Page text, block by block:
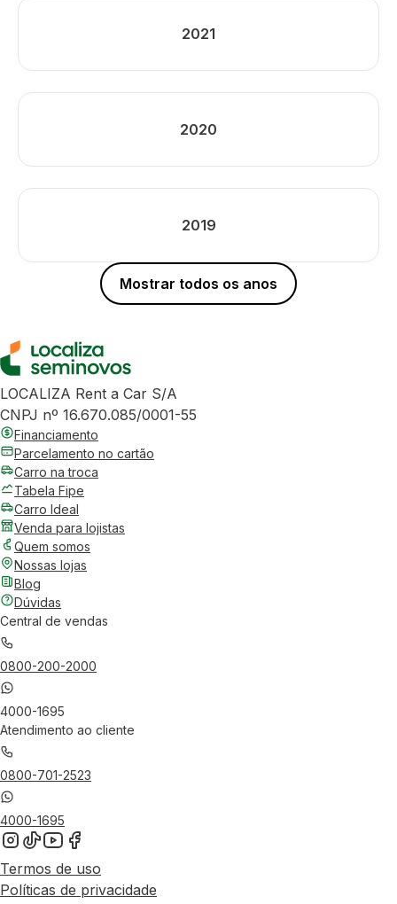
2021
2020
2019
Mostrar todos os anos
LOCALIZA Rent a Car S/A
CNPJ nº 16.670.085/0001-55
Financiamento
Parcelamento no cartão
Carro na troca
Tabela Fipe
Carro Ideal
Venda para lojistas
Quem somos
Nossas lojas
Blog
Dúvidas
Central de vendas
0800-200-2000
4000-1695
Atendimento ao cliente
0800-701-2523
4000-1695
Termos de uso
Políticas de privacidade